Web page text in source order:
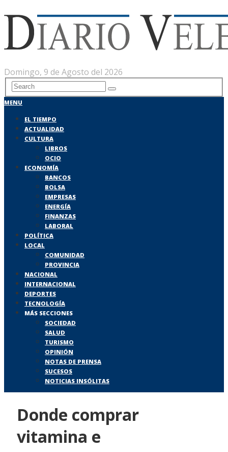
Domingo, 9 de Agosto del 2026
MENU
EL TIEMPO
ACTUALIDAD
CULTURA
LIBROS
OCIO
ECONOMÍA
BANCOS
BOLSA
EMPRESAS
ENERGÍA
FINANZAS
LABORAL
POLÍTICA
LOCAL
COMUNIDAD
PROVINCIA
NACIONAL
INTERNACIONAL
DEPORTES
TECNOLOGÍA
MÁS SECCIONES
SOCIEDAD
SALUD
TURISMO
OPINIÓN
NOTAS DE PRENSA
SUCESOS
NOTICIAS INSÓLITAS
Donde comprar
vitamina e